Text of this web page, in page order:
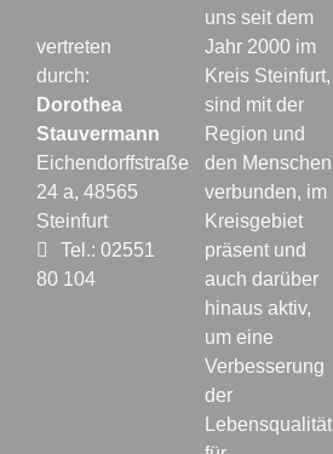
vertreten
durch:
Dorothea
Stauvermann
Eichendorffstraße
24 a, 48565
Steinfurt
Tel.: 02551
80 104
uns seit dem
Jahr 2000 im
Kreis Steinfurt,
sind mit der
Region und
den Menschen
verbunden, im
Kreisgebiet
präsent und
auch darüber
hinaus aktiv,
um eine
Verbesserung
der
Lebensqualität